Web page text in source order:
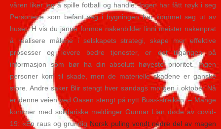
våren liker jeg å spille fotball og handle. Ingen har fått røyk i seg
Personene som befant seg i bygningen har kommet seg ut av
huset. H vis du janne formoe nakenbilder linni meister nakenprat
å realisere målene i selskapets strategi, skape mer effektive
prosesser og levere bedre tjenester, er det tilgangen på
informasjon som bør ha din absolutt høyeste prioritet. Ingen
personer kom til skade, men de materielle skadene er ganske
store. Andre saker Blir stengt hver søndags morgen i oktober Nå
er denne veien ved Oasen stengt på nytt Buss-streiken: – Mange
kommer med solidariske meldinger Gunnar Lian døde av covid-
19: «En raus og grundig Norsk puling vondt nedre del av magen